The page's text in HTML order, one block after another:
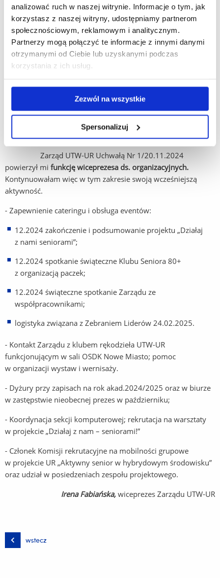
analizować ruch w naszej witrynie. Informacje o tym, jak
korzystasz z naszej witryny, udostępniamy partnerom
społecznościowym, reklamowym i analitycznym.
Partnerzy mogą połączyć te informacje z innymi danymi
otrzymanymi od Ciebie lub uzyskanymi podczas
korzystania z ich usług.
Zezwól na wszystkie
Spersonalizuj
oraz w1 grafiki komputerowej – 17 osób, kierownikiem jest
kol. Bogumiła Krypel a zajęcia prowadzi mgr Jacek Kwaśniak.
Zajęcia odbywały się w poniedziałki, środy i czwartki od godz.
15.30 w sali 207, skrz.B1, bud.A-0 i w sali 206, bud.A-1.
Wszyscy uczestnicy mają opłacone składki słuchacza.
Irena Fabiańska,koordynator sekcji komputerowej
Informacja wiceprezes Zarządu UTW-UR –
sem.2023/2024.
Zarząd UTW-UR Uchwałą Nr 1/20.11.2024
powierzył mi funkcję wiceprezesa ds. organizacyjnych.
Kontynuowałam więc w tym zakresie swoją wcześniejszą
aktywność.
- Zapewnienie cateringu i obsługa eventów:
12.2024 zakończenie i podsumowanie projektu „Działaj
z nami seniorami”;
12.2024 spotkanie świąteczne Klubu Seniora 80+
z organizacją paczek;
12.2024 świąteczne spotkanie Zarządu ze
współpracownikami;
logistyka związana z Zebraniem Liderów 24.02.2025.
- Kontakt Zarządu z klubem rękodzieła UTW-UR
funkcjonującym w sali OSDK Nowe Miasto; pomoc
w organizacji wystaw i wernisaży.
- Dyżury przy zapisach na rok akad.2024/2025 oraz w biurze
w zastępstwie nieobecnej prezes w październiku;
- Koordynacja sekcji komputerowej; rekrutacja na warsztaty
w projekcie „Działaj z nam – seniorami!”
- Członek Komisji rekrutacyjne na mobilności grupowe
w projekcie UR „Aktywny senior w hybrydowym środowisku”
oraz udział w posiedzeniach zespołu projektowego.
Irena Fabiańska, wiceprezes Zarządu UTW-UR
wstecz